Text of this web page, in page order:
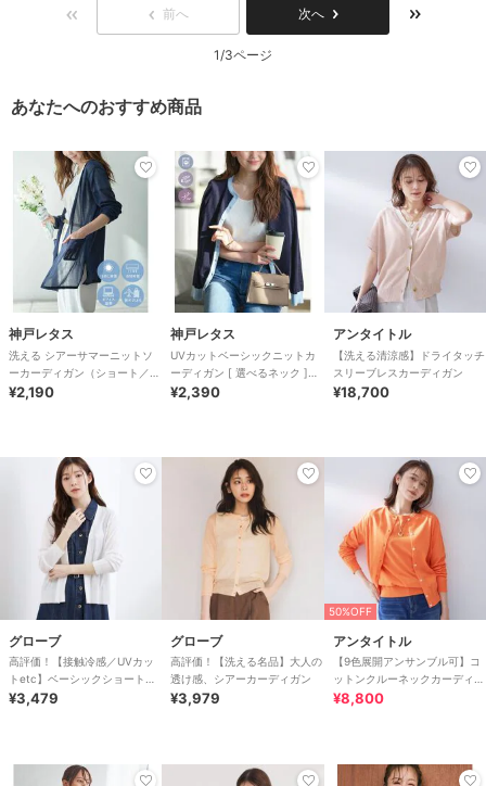
前へ 次へ
1/3ページ
あなたへのおすすめ商品
神戸レタス
洗える シアーサマーニットソ
ーカーディガン（ショート／ミ
ディアム／ロング） [C3703]
¥2,190
神戸レタス
UVカットベーシックニットカ
ーディガン [ 選べるネック ]
[C6886]
¥2,390
アンタイトル
【洗える清涼感】ドライタッチ
スリーブレスカーディガン
¥18,700
グローブ
高評価！【接触冷感／UVカッ
トetc】ベーシックショートカ
ーディガン
¥3,479
グローブ
高評価！【洗える名品】大人の
透け感、シアーカーディガン
¥3,979
50%OFF
アンタイトル
【9色展開アンサンブル可】コ
ットンクルーネックカーディガ
ン
¥8,800